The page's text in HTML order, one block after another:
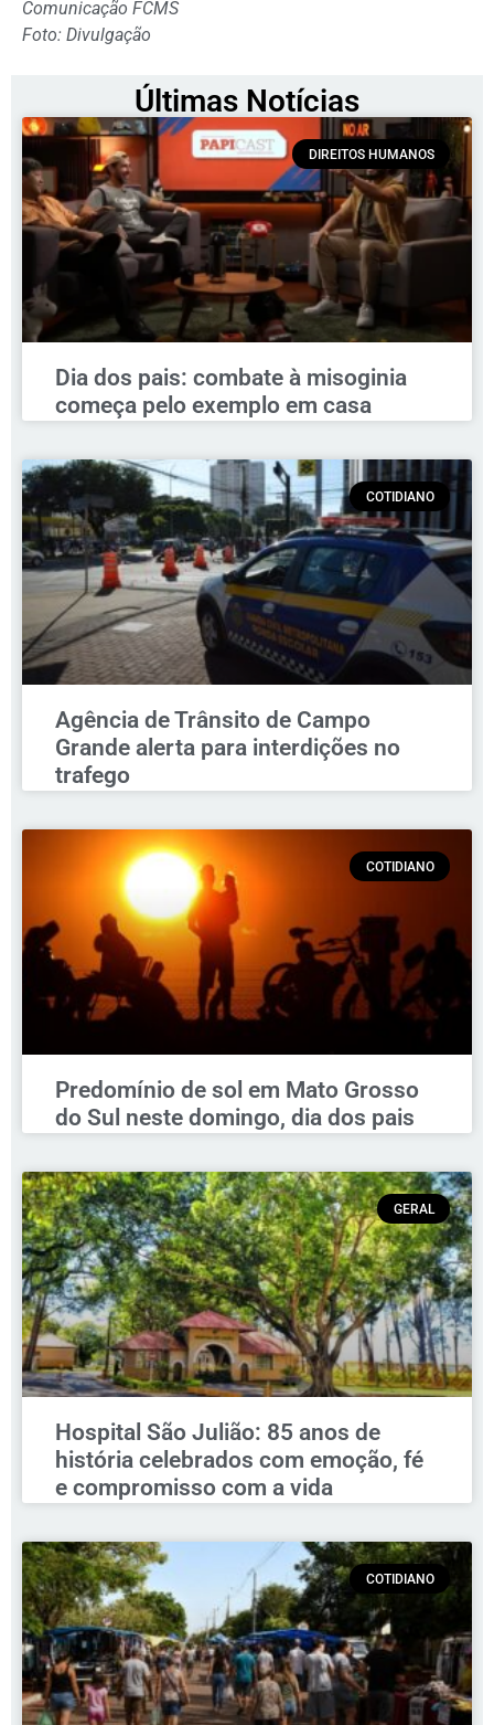
Comunicação FCMS
Foto: Divulgação
Últimas Notícias
DIREITOS HUMANOS
Dia dos pais: combate à misoginia
começa pelo exemplo em casa
COTIDIANO
Agência de Trânsito de Campo
Grande alerta para interdições no
trafego
COTIDIANO
Predomínio de sol em Mato Grosso
do Sul neste domingo, dia dos pais
GERAL
Hospital São Julião: 85 anos de
história celebrados com emoção, fé
e compromisso com a vida
COTIDIANO